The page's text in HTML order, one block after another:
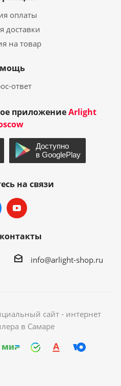
оплаты
доставки
на товар
ответ
приложениеArlight
на связи
info@arlight-shop.ru
сайт - интернет
в Самаре